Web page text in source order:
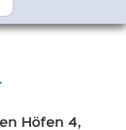
Höfen 4,